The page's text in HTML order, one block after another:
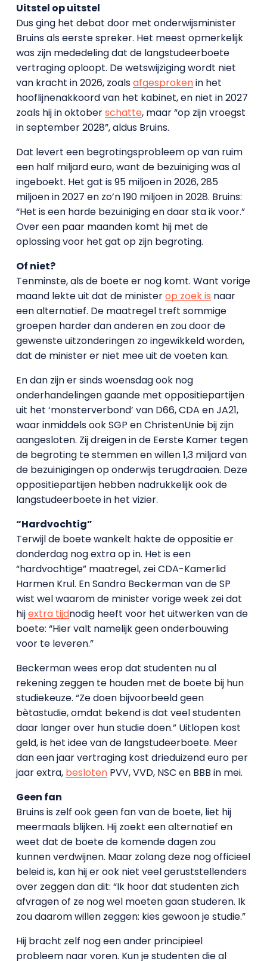
Uitstel op uitstel
Dus ging het debat door met onderwijsminister
Bruins als eerste spreker. Het meest opmerkelijk
was zijn mededeling dat de langstudeerboete
vertraging oploopt. De wetswijziging wordt niet
van kracht in 2026, zoalsafgesprokenin het
hooflijnenakkoord van het kabinet, en niet in 2027
zoals hij in oktoberschatte, maar “op zijn vroegst
in september 2028”, aldus Bruins.
Dat levert een begrotingsprobleem op van ruim
een half miljard euro, want de bezuiniging was al
ingeboekt. Het gat is 95 miljoen in 2026, 285
miljoen in 2027 en zo’n 190 miljoen in 2028. Bruins:
“Het is een harde bezuiniging en daar sta ik voor.”
Over een paar maanden komt hij met de
oplossing voor het gat op zijn begroting.
Of niet?
Tenminste, als de boete er nog komt. Want vorige
maand lekte uit dat de ministerop zoek is naar
een alternatief. De maatregel treft sommige
groepen harder dan anderen en zou door de
gewenste uitzonderingen zo ingewikkeld worden,
dat de minister er niet mee uit de voeten kan.
En dan zijn er sinds woensdag ook nog
onderhandelingen gaande met oppositiepartijen
uit het ‘monsterverbond’ van D66, CDA en JA21,
waar inmiddels ook SGP en ChristenUnie bij zijn
aangesloten. Zij dreigen in de Eerste Kamer tegen
de begroting te stemmen en willen 1,3 miljard van
de bezuinigingen op onderwijs terugdraaien. Deze
oppositiepartijen hebben nadrukkelijk ook de
langstudeerboete in het vizier.
“Hardvochtig”
Terwijl de boete wankelt hakte de oppositie er
donderdag nog extra op in. Het is een
“hardvochtige” maatregel, zei CDA-Kamerlid
Harmen Krul. En Sandra Beckerman van de SP
wist wel waarom de minister vorige week zei dat
hijextra tijdnodig heeft voor het uitwerken van de
boete: “Hier valt namelijk geen onderbouwing
voor te leveren.”
Beckerman wees erop dat studenten nu al
rekening zeggen te houden met de boete bij hun
studiekeuze. “Ze doen bijvoorbeeld geen
bètastudie, omdat bekend is dat veel studenten
daar langer over hun studie doen.” Uitlopen kost
geld, is het idee van de langstudeerboete. Meer
dan een jaar vertraging kost drieduizend euro per
jaar extra, beslotenPVV, VVD, NSC en BBB in mei.
Geen fan
Bruins is zelf ook geen fan van de boete, liet hij
meermaals blijken. Hij zoekt een alternatief en
weet dat de boete de komende dagen zou
kunnen verdwijnen. Maar zolang deze nog officieel
beleid is, kan hij er ook niet veel geruststellenders
over zeggen dan dit: “Ik hoor dat studenten zich
afvragen of ze nog wel moeten gaan studeren. Ik
zou daarom willen zeggen: kies gewoon je studie.”
Hij bracht zelf nog een ander principieel
probleem naar voren. Kun je studenten die al